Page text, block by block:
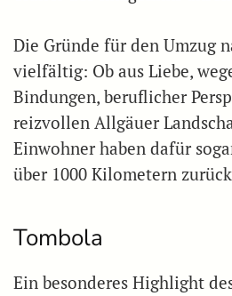
Die Gründe für den Umzug
vielfältig: Ob aus Liebe,
Bindungen, beruflicher
reizvollen Allgäuer
Einwohner haben dafür
über 1000 Kilometern
Tombola
Ein besonderes Highlight